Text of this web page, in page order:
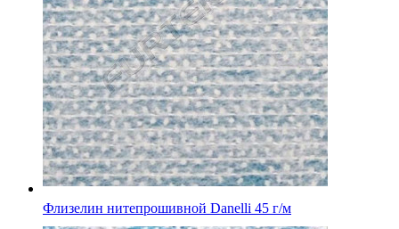
Флизелин нитепрошивной Danelli 45 г/м